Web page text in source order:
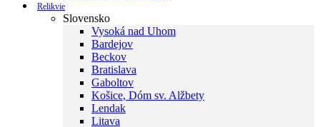
Relikvie
Slovensko
Vysoká nad Uhom
Bardejov
Beckov
Bratislava
Gaboltov
Košice, Dóm sv. Alžbety
Lendak
Litava